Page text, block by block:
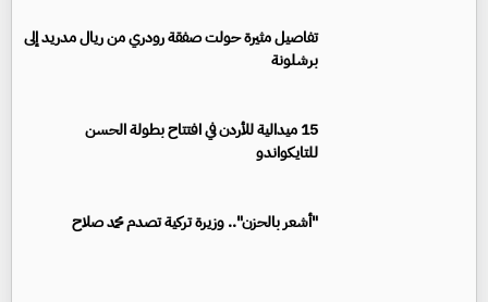
تفاصيل مثيرة حولت صفقة رودري من ريال مدريد إلى
برشلونة
15 ميدالية للأردن في افتتاح بطولة الحسن
للتايكواندو
"أشعر بالحزن".. وزيرة تركية تصدم محمد صلاح